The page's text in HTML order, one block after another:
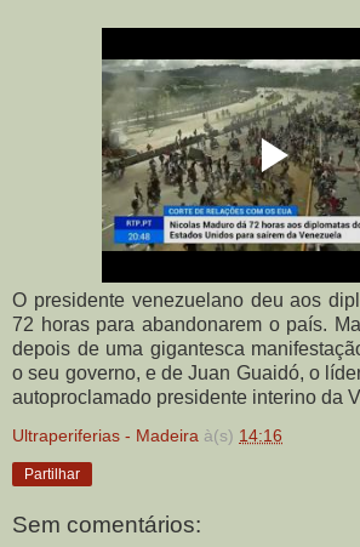
O presidente venezuelano deu aos
72 horas para abandonarem o país.
depois de uma gigantesca
o seu governo, e de Juan Guaidó, o
autoproclamado presidente interino da
Ultraperiferias - Madeira à(s) 14:16
Partilhar
Sem comentários: